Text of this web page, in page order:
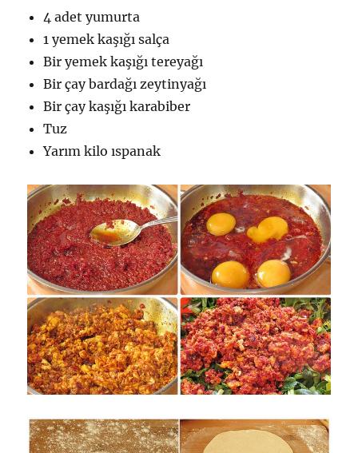
4 adet yumurta
1 yemek kaşığı salça
Bir yemek kaşığı tereyağı
Bir çay bardağı zeytinyağı
Bir çay kaşığı karabiber
Tuz
Yarım kilo ıspanak